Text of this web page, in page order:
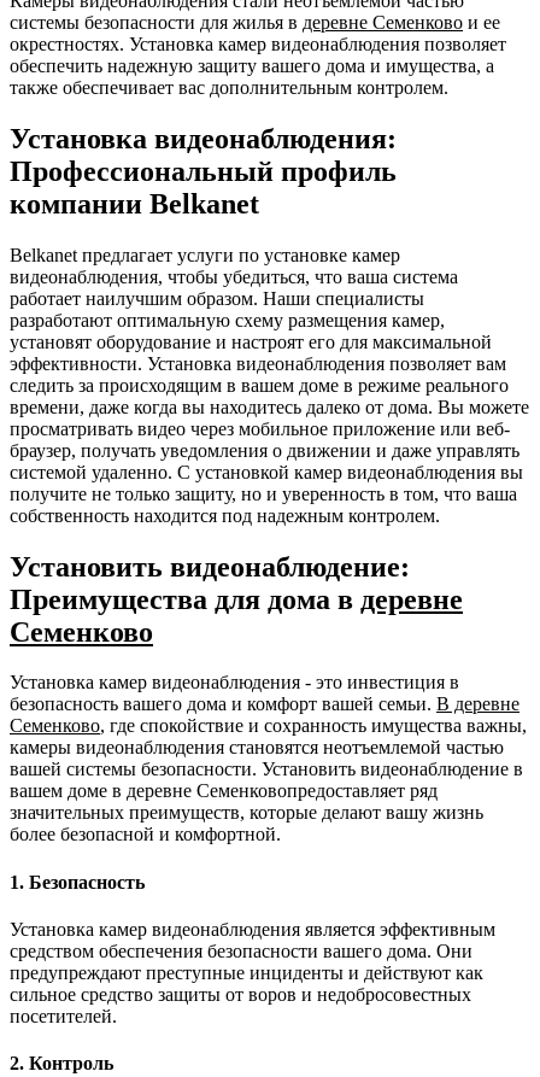
системы безопасности для жилья в деревне Семенково и ее
окрестностях. Установка камер видеонаблюдения позволяет
обеспечить надежную защиту вашего дома и имущества, а
также обеспечивает вас дополнительным контролем.
Установка видеонаблюдения:
Профессиональный профиль
компании Belkanet
Belkanet предлагает услуги по установке камер
видеонаблюдения, чтобы убедиться, что ваша система
работает наилучшим образом. Наши специалисты
разработают оптимальную схему размещения камер,
установят оборудование и настроят его для максимальной
эффективности. Установка видеонаблюдения позволяет вам
следить за происходящим в вашем доме в режиме реального
времени, даже когда вы находитесь далеко от дома. Вы можете
просматривать видео через мобильное приложение или веб-
браузер, получать уведомления о движении и даже управлять
системой удаленно. С установкой камер видеонаблюдения вы
получите не только защиту, но и уверенность в том, что ваша
собственность находится под надежным контролем.
Установить видеонаблюдение:
Преимущества для дома в деревне
Семенково
Установка камер видеонаблюдения - это инвестиция в
безопасность вашего дома и комфорт вашей семьи. В деревне
Семенково, где спокойствие и сохранность имущества важны,
камеры видеонаблюдения становятся неотъемлемой частью
вашей системы безопасности. Установить видеонаблюдение в
вашем доме в деревне Семенковопредоставляет ряд
значительных преимуществ, которые делают вашу жизнь
более безопасной и комфортной.
1. Безопасность
Установка камер видеонаблюдения является эффективным
средством обеспечения безопасности вашего дома. Они
предупреждают преступные инциденты и действуют как
сильное средство защиты от воров и недобросовестных
посетителей.
2. Контроль